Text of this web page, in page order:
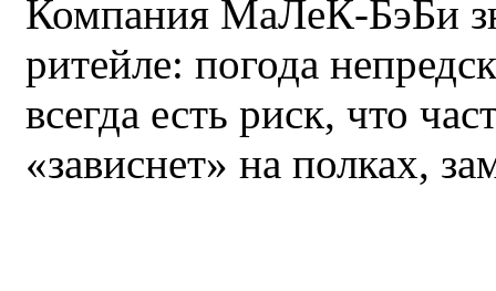
Компания МаЛеК-БэБи
ритейле: погода
всегда есть риск, что
«зависнет» на полках,